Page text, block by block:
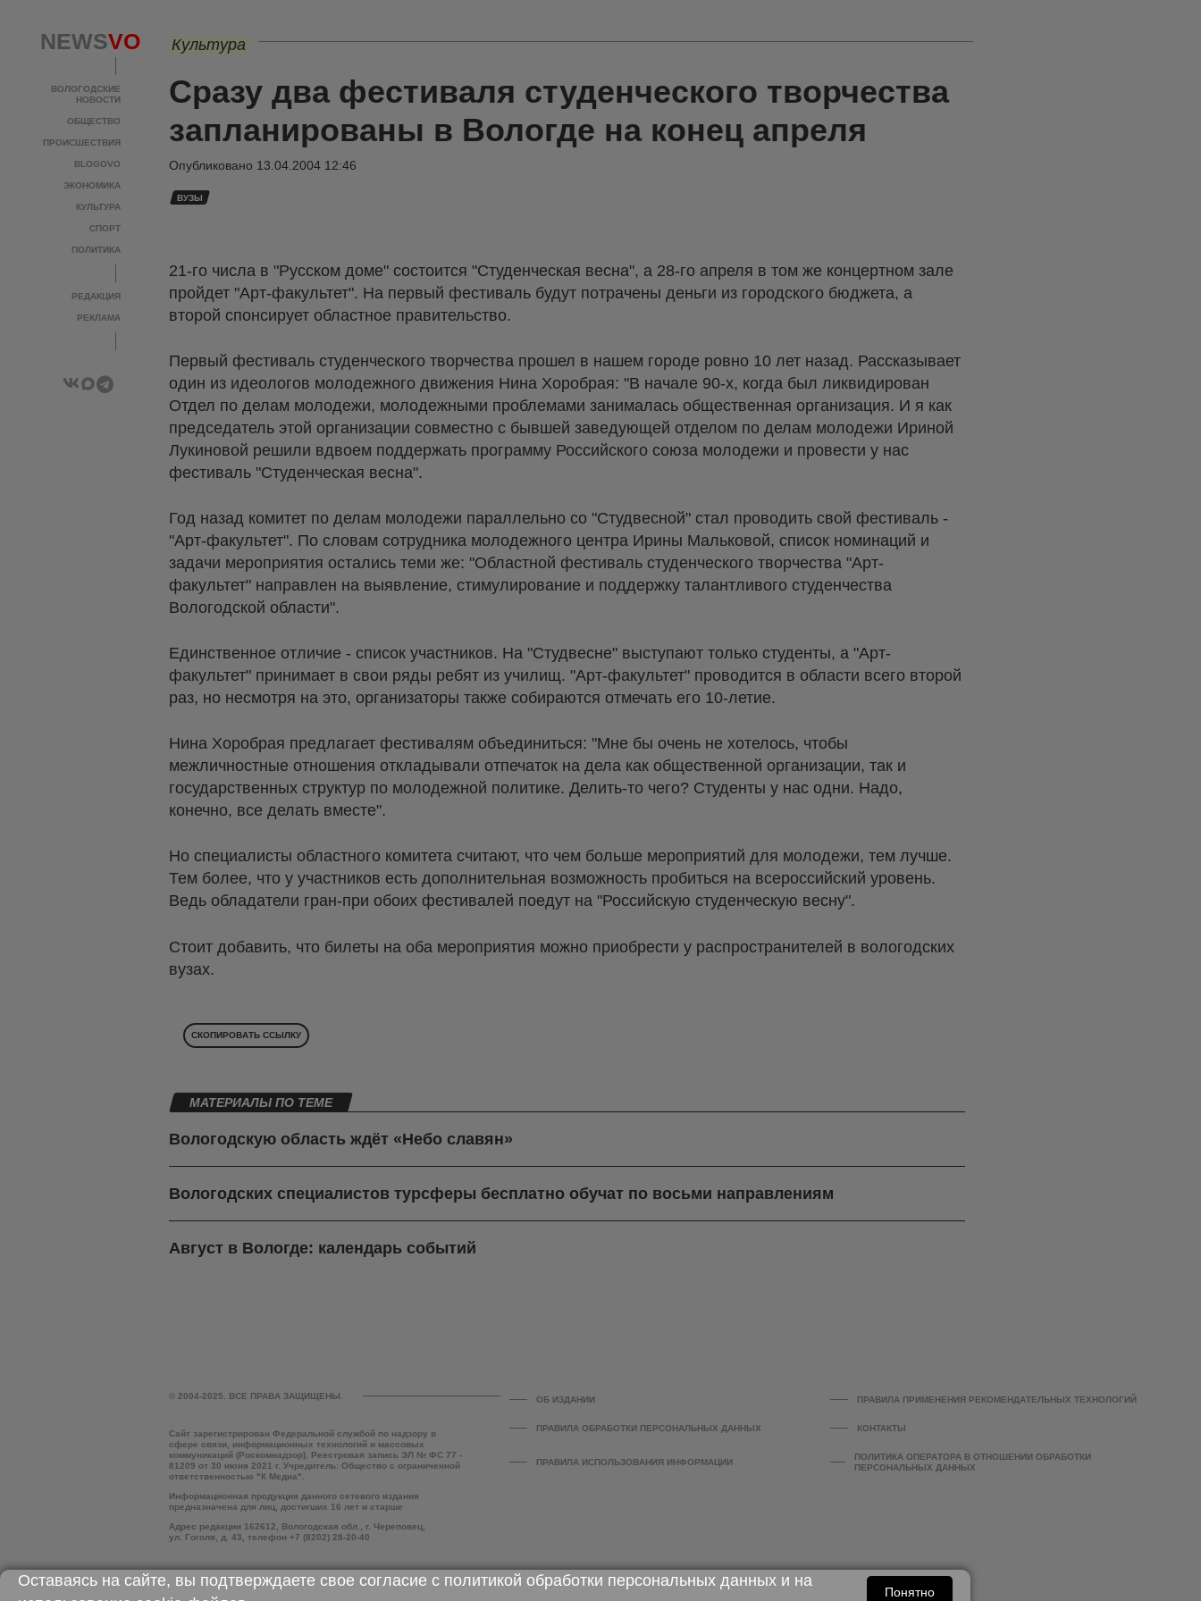
NEWSVO
ВОЛОГОДСКИЕ
НОВОСТИ
ОБЩЕСТВО
ПРОИСШЕСТВИЯ
BLOGOVO
ЭКОНОМИКА
КУЛЬТУРА
СПОРТ
ПОЛИТИКА
РЕДАКЦИЯ
РЕКЛАМА
Культура
Сразу два фестиваля студенческого творчества
запланированы в Вологде на конец апреля
Опубликовано 13.04.2004 12:46
ВУЗЫ
21-го числа в "Русском доме" состоится "Студенческая весна", а 28-го апреля в том же концертном зале
пройдет "Арт-факультет". На первый фестиваль будут потрачены деньги из городского бюджета, а
второй спонсирует областное правительство.
Первый фестиваль студенческого творчества прошел в нашем городе ровно 10 лет назад. Рассказывает
один из идеологов молодежного движения Нина Хоробрая: "В начале 90-х, когда был ликвидирован
Отдел по делам молодежи, молодежными проблемами занималась общественная организация. И я как
председатель этой организации совместно с бывшей заведующей отделом по делам молодежи Ириной
Лукиновой решили вдвоем поддержать программу Российского союза молодежи и провести у нас
фестиваль "Студенческая весна".
Год назад комитет по делам молодежи параллельно со "Студвесной" стал проводить свой фестиваль -
"Арт-факультет". По словам сотрудника молодежного центра Ирины Мальковой, список номинаций и
задачи мероприятия остались теми же: "Областной фестиваль студенческого творчества "Арт-
факультет" направлен на выявление, стимулирование и поддержку талантливого студенчества
Вологодской области".
Единственное отличие - список участников. На "Студвесне" выступают только студенты, а "Арт-
факультет" принимает в свои ряды ребят из училищ. "Арт-факультет" проводится в области всего второй
раз, но несмотря на это, организаторы также собираются отмечать его 10-летие.
Нина Хоробрая предлагает фестивалям объединиться: "Мне бы очень не хотелось, чтобы
межличностные отношения откладывали отпечаток на дела как общественной организации, так и
государственных структур по молодежной политике. Делить-то чего? Студенты у нас одни. Надо,
конечно, все делать вместе".
Но специалисты областного комитета считают, что чем больше мероприятий для молодежи, тем лучше.
Тем более, что у участников есть дополнительная возможность пробиться на всероссийский уровень.
Ведь обладатели гран-при обоих фестивалей поедут на "Российскую студенческую весну".
Стоит добавить, что билеты на оба мероприятия можно приобрести у распространителей в вологодских
вузах.
СКОПИРОВАТЬ ССЫЛКУ
МАТЕРИАЛЫ ПО ТЕМЕ
Вологодскую область ждёт «Небо славян»
Вологодских специалистов турсферы бесплатно обучат по восьми направлениям
Август в Вологде: календарь событий
© 2004-2025. ВСЕ ПРАВА ЗАЩИЩЕНЫ.
Сайт зарегистрирован Федеральной службой по надзору в
сфере связи, информационных технологий и массовых
коммуникаций (Роскомнадзор). Реестровая запись ЭЛ № ФС 77 -
81209 от 30 июня 2021 г. Учредитель: Общество с ограниченной
ответственностью "К Медиа".
Информационная продукция данного сетевого издания
предназначена для лиц, достигших 16 лет и старше
Адрес редакции 162612, Вологодская обл., г. Череповец,
ул. Гоголя, д. 43, телефон +7 (8202) 28-20-40
ОБ ИЗДАНИИ ПРАВИЛА ПРИМЕНЕНИЯ РЕКОМЕНДАТЕЛЬНЫХ ТЕХНОЛОГИЙ
ПРАВИЛА ОБРАБОТКИ ПЕРСОНАЛЬНЫХ ДАННЫХ КОНТАКТЫ
ПРАВИЛА ИСПОЛЬЗОВАНИЯ ИНФОРМАЦИИ
ПОЛИТИКА ОПЕРАТОРА В ОТНОШЕНИИ ОБРАБОТКИ
ПЕРСОНАЛЬНЫХ ДАННЫХ
Оставаясь на сайте, вы подтверждаете свое согласие с политикой обработки персональных данных и на
Понятно